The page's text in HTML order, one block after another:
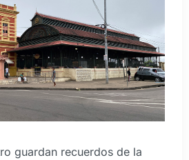
guardan recuerdos de la